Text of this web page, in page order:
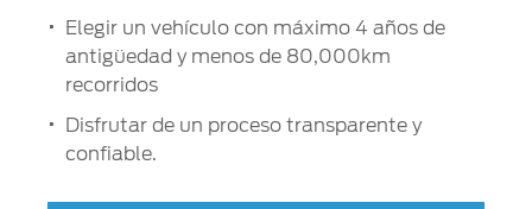
Elegir un vehículo con máximo 4 años de
antigüedad y menos de 80,000km
recorridos
Disfrutar de un proceso transparente y
confiable.